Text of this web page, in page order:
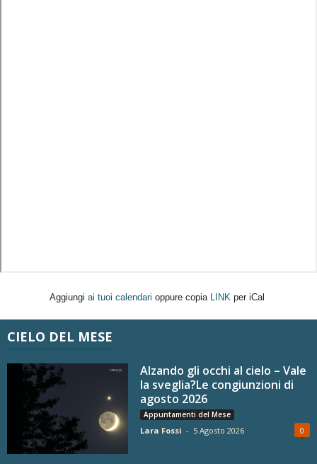
Aggiungi ai tuoi calendari oppure copia LINK per iCal
CIELO DEL MESE
Alzando gli occhi al cielo – Vale
la sveglia?Le congiunzioni di
agosto 2026
Appuntamenti del Mese
Lara Fossi - 5 Agosto 2026 0